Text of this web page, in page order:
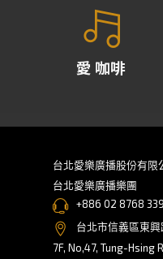
愛 咖啡
台北愛樂廣播股份有限
台北愛樂廣播樂
+886 02 8768
台北市信義區東
7F, No,47, Tung-Hsing